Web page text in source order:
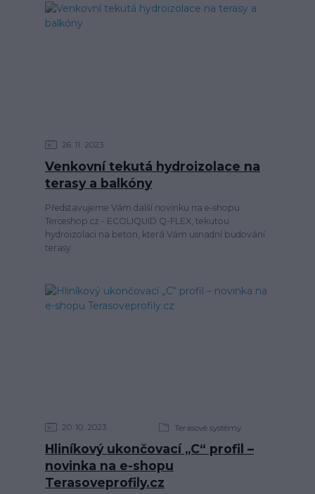
26 11 2023
Venkovní tekutá hydroizolace na
terasy a balkóny
Představujeme Vám další novinku na e-shopu
Terceshop.cz - ECOLIQUID Q-FLEX, tekutou
hydroizolaci na beton, která Vám usnadní budování
terasy.
20 10 2023 Terasové systémy
Hliníkový ukončovací „C“ profil –
novinka na e-shopu
Terasoveprofily.cz